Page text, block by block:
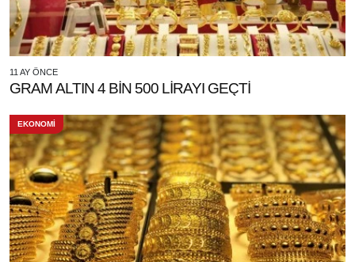
11 AY ÖNCE
GRAM ALTIN 4 BİN 500 LİRAYI GEÇTİ
EKONOMİ